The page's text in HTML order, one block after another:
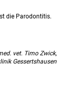
die Parodontitis.
vet. Timo Zwick,
Gessertshausen